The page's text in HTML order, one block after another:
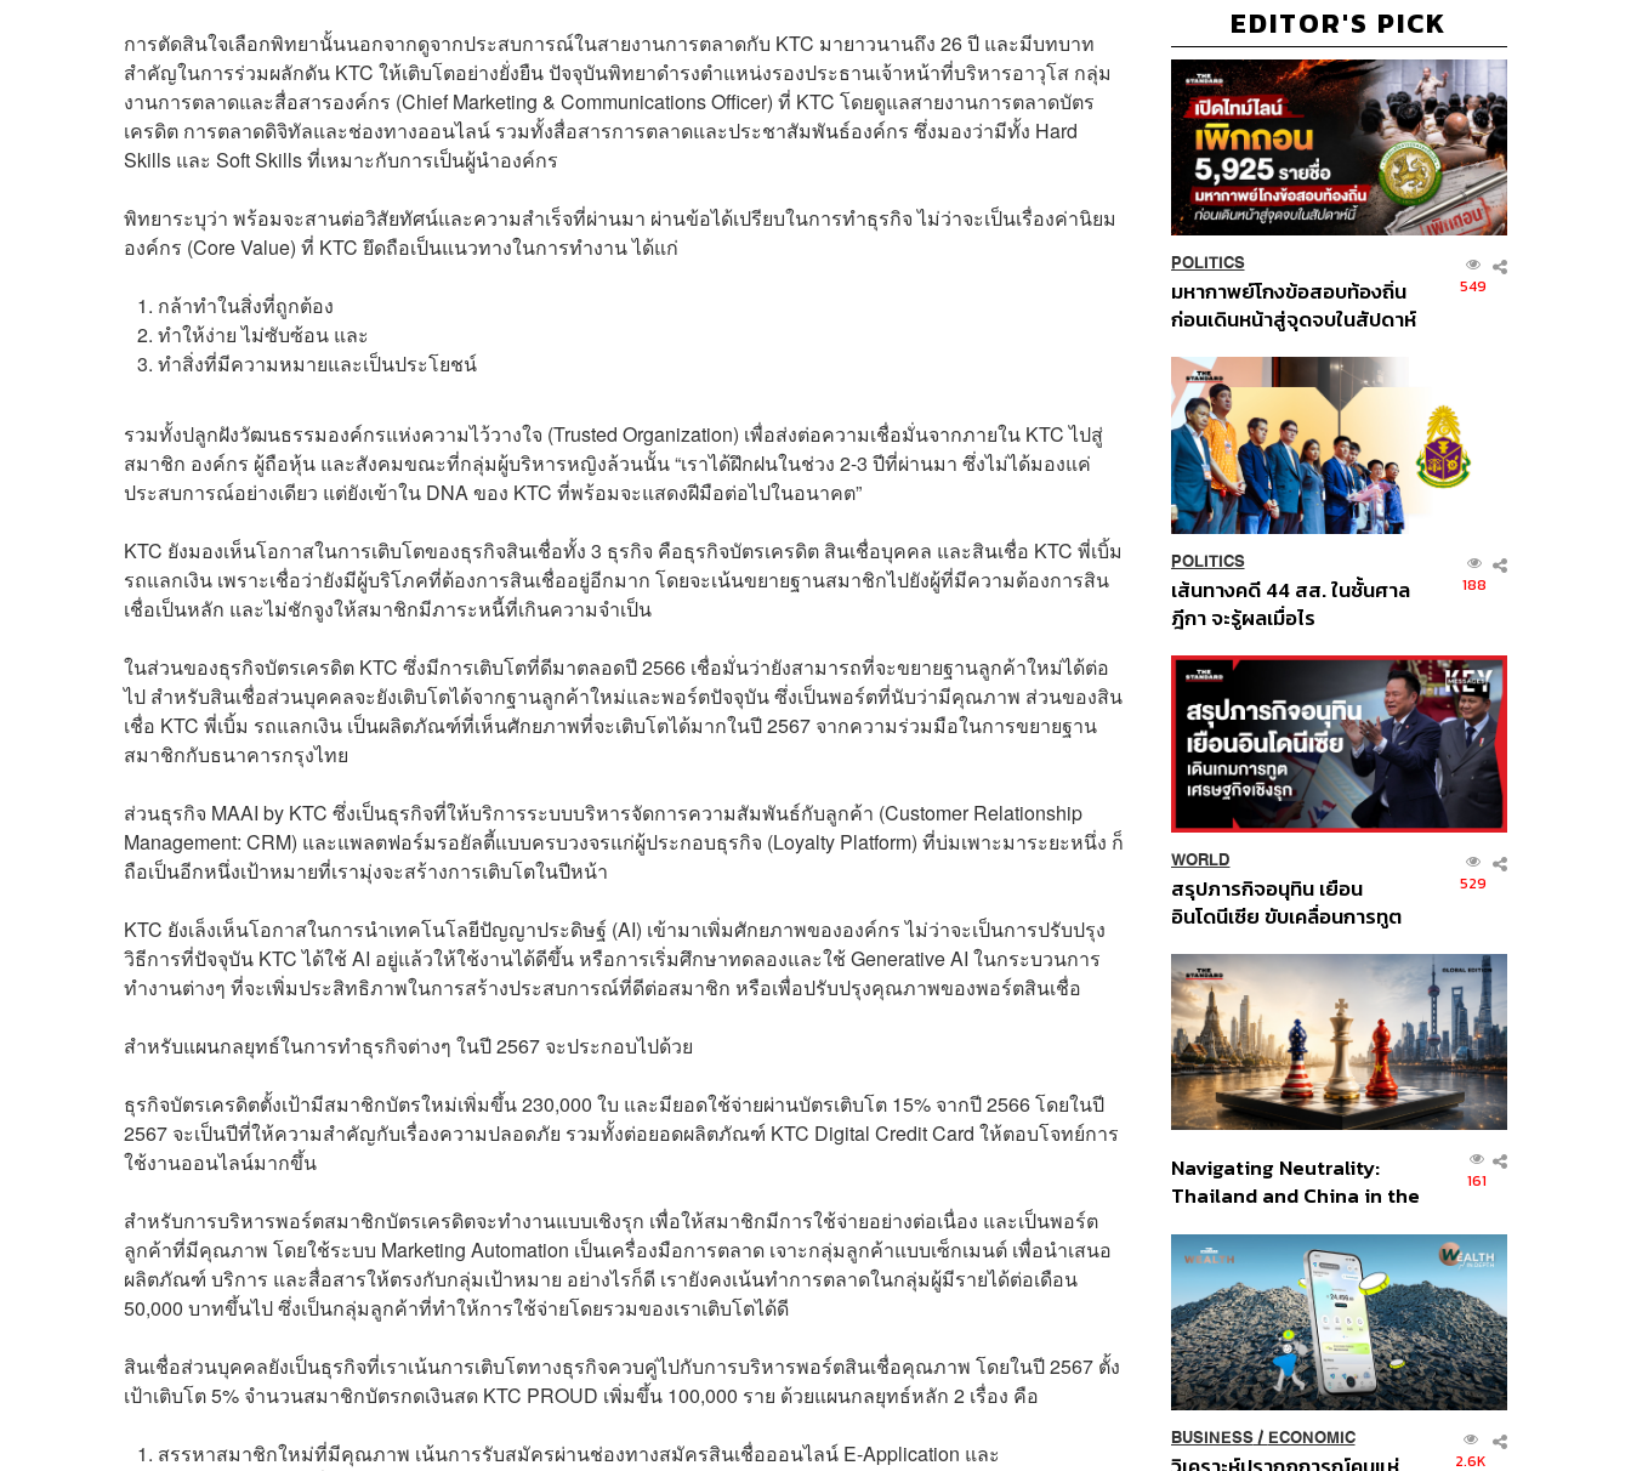
การตัดสินใจเลือกพิทยานั้นนอกจากดูจากประสบการณ์ในสายงานการตลาดกับ KTC มายาวนานถึง 26 ปี และมีบทบาท
สำคัญในการร่วมผลักดัน KTC ให้เติบโตอย่างยั่งยืน ปัจจุบันพิทยาดำรงตำแหน่งรองประธานเจ้าหน้าที่บริหารอาวุโส กลุ่ม
งานการตลาดและสื่อสารองค์กร (Chief Marketing & Communications Officer) ที่ KTC โดยดูแลสายงานการตลาดบัตร
เครดิต การตลาดดิจิทัลและช่องทางออนไลน์ รวมทั้งสื่อสารการตลาดและประชาสัมพันธ์องค์กร ซึ่งมองว่ามีทั้ง Hard
Skills และ Soft Skills ที่เหมาะกับการเป็นผู้นำองค์กร
พิทยาระบุว่า พร้อมจะสานต่อวิสัยทัศน์และความสำเร็จที่ผ่านมา ผ่านข้อได้เปรียบในการทำธุรกิจ ไม่ว่าจะเป็นเรื่องค่านิยม
องค์กร (Core Value) ที่ KTC ยึดถือเป็นแนวทางในการทำงาน ได้แก่
กล้าทำในสิ่งที่ถูกต้อง
ทำให้ง่าย ไม่ซับซ้อน และ
ทำสิ่งที่มีความหมายและเป็นประโยชน์
รวมทั้งปลูกฝังวัฒนธรรมองค์กรแห่งความไว้วางใจ (Trusted Organization) เพื่อส่งต่อความเชื่อมั่นจากภายใน KTC ไปสู่
สมาชิก องค์กร ผู้ถือหุ้น และสังคมขณะที่กลุ่มผู้บริหารหญิงล้วนนั้น “เราได้ฝึกฝนในช่วง 2-3 ปีที่ผ่านมา ซึ่งไม่ได้มองแค่
ประสบการณ์อย่างเดียว แต่ยังเข้าใน DNA ของ KTC ที่พร้อมจะแสดงฝีมือต่อไปในอนาคต”
KTC ยังมองเห็นโอกาสในการเติบโตของธุรกิจสินเชื่อทั้ง 3 ธุรกิจ คือธุรกิจบัตรเครดิต สินเชื่อบุคคล และสินเชื่อ KTC พี่เบิ้ม
รถแลกเงิน เพราะเชื่อว่ายังมีผู้บริโภคที่ต้องการสินเชื่ออยู่อีกมาก โดยจะเน้นขยายฐานสมาชิกไปยังผู้ที่มีความต้องการสิน
เชื่อเป็นหลัก และไม่ชักจูงให้สมาชิกมีภาระหนี้ที่เกินความจำเป็น
ในส่วนของธุรกิจบัตรเครดิต KTC ซึ่งมีการเติบโตที่ดีมาตลอดปี 2566 เชื่อมั่นว่ายังสามารถที่จะขยายฐานลูกค้าใหม่ได้ต่อ
ไป สำหรับสินเชื่อส่วนบุคคลจะยังเติบโตได้จากฐานลูกค้าใหม่และพอร์ตปัจจุบัน ซึ่งเป็นพอร์ตที่นับว่ามีคุณภาพ ส่วนของสิน
เชื่อ KTC พี่เบิ้ม รถแลกเงิน เป็นผลิตภัณฑ์ที่เห็นศักยภาพที่จะเติบโตได้มากในปี 2567 จากความร่วมมือในการขยายฐาน
สมาชิกกับธนาคารกรุงไทย
ส่วนธุรกิจ MAAI by KTC ซึ่งเป็นธุรกิจที่ให้บริการระบบบริหารจัดการความสัมพันธ์กับลูกค้า (Customer Relationship
Management: CRM) และแพลตฟอร์มรอยัลตี้แบบครบวงจรแก่ผู้ประกอบธุรกิจ (Loyalty Platform) ที่บ่มเพาะมาระยะหนึ่ง ก็
ถือเป็นอีกหนึ่งเป้าหมายที่เรามุ่งจะสร้างการเติบโตในปีหน้า
KTC ยังเล็งเห็นโอกาสในการนำเทคโนโลยีปัญญาประดิษฐ์ (AI) เข้ามาเพิ่มศักยภาพขององค์กร ไม่ว่าจะเป็นการปรับปรุง
วิธีการที่ปัจจุบัน KTC ได้ใช้ AI อยู่แล้วให้ใช้งานได้ดีขึ้น หรือการเริ่มศึกษาทดลองและใช้ Generative AI ในกระบวนการ
ทำงานต่างๆ ที่จะเพิ่มประสิทธิภาพในการสร้างประสบการณ์ที่ดีต่อสมาชิก หรือเพื่อปรับปรุงคุณภาพของพอร์ตสินเชื่อ
สำหรับแผนกลยุทธ์ในการทำธุรกิจต่างๆ ในปี 2567 จะประกอบไปด้วย
ธุรกิจบัตรเครดิตตั้งเป้ามีสมาชิกบัตรใหม่เพิ่มขึ้น 230,000 ใบ และมียอดใช้จ่ายผ่านบัตรเติบโต 15% จากปี 2566 โดยในปี
2567 จะเป็นปีที่ให้ความสำคัญกับเรื่องความปลอดภัย รวมทั้งต่อยอดผลิตภัณฑ์ KTC Digital Credit Card ให้ตอบโจทย์การ
ใช้งานออนไลน์มากขึ้น
สำหรับการบริหารพอร์ตสมาชิกบัตรเครดิตจะทำงานแบบเชิงรุก เพื่อให้สมาชิกมีการใช้จ่ายอย่างต่อเนื่อง และเป็นพอร์ต
ลูกค้าที่มีคุณภาพ โดยใช้ระบบ Marketing Automation เป็นเครื่องมือการตลาด เจาะกลุ่มลูกค้าแบบเซ็กเมนต์ เพื่อนำเสนอ
ผลิตภัณฑ์ บริการ และสื่อสารให้ตรงกับกลุ่มเป้าหมาย อย่างไรก็ดี เรายังคงเน้นทำการตลาดในกลุ่มผู้มีรายได้ต่อเดือน
50,000 บาทขึ้นไป ซึ่งเป็นกลุ่มลูกค้าที่ทำให้การใช้จ่ายโดยรวมของเราเติบโตได้ดี
สินเชื่อส่วนบุคคลยังเป็นธุรกิจที่เราเน้นการเติบโตทางธุรกิจควบคู่ไปกับการบริหารพอร์ตสินเชื่อคุณภาพ โดยในปี 2567 ตั้ง
เป้าเติบโต 5% จำนวนสมาชิกบัตรกดเงินสด KTC PROUD เพิ่มขึ้น 100,000 ราย ด้วยแผนกลยุทธ์หลัก 2 เรื่อง คือ
สรรหาสมาชิกใหม่ที่มีคุณภาพ เน้นการรับสมัครผ่านช่องทางสมัครสินเชื่อออนไลน์ E-Application และ
EDITOR'S PICK
POLITICS
มหากาพย์โกงข้อสอบท้องถิ่น
ก่อนเดินหน้าสู่จุดจบในสัปดาห์
549
POLITICS
เส้นทางคดี 44 สส. ในชั้นศาล
ฎีกา จะรู้ผลเมื่อไร
188
WORLD
สรุปภารกิจอนุทิน เยือน
อินโดนีเซีย ขับเคลื่อนการทูต
ส่วนยุทธศาสตร์ไทย –
อินโดนีเซีย
529
Navigating Neutrality:
Thailand and China in the
Order
161
BUSINESS/ ECONOMIC
2.6K